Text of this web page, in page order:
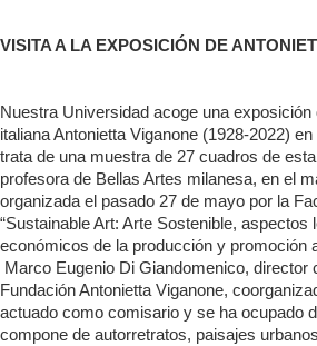
VISITA A LA EXPOSICIÓN DE
Nuestra Universidad acoge una exposición
italiana Antonietta Viganone (1928-2022)
trata de una muestra de 27 cuadros de
profesora de Bellas Artes milanesa, en el
organizada el pasado 27 de mayo por la
“Sustainable Art: Arte Sostenible, aspectos
económicos de la producción y promoción
Marco Eugenio Di Giandomenico, director
Fundación Antonietta Viganone,
actuado como comisario y se ha ocupado
compone de autorretratos, paisajes